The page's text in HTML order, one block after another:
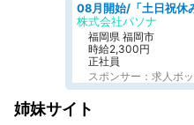
株式会社パソナ
福岡県 福岡市
時給2,300円
正社員
スポンサー：求人ボ
姉妹サイト